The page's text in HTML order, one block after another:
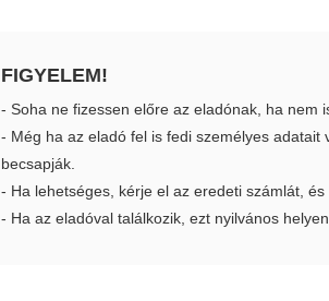
FIGYELEM!
- Soha ne fizessen előre az eladónak, ha nem
- Még ha az eladó fel is fedi személyes
becsapják.
- Ha lehetséges, kérje el az eredeti számlát,
- Ha az eladóval találkozik, ezt nyilvános